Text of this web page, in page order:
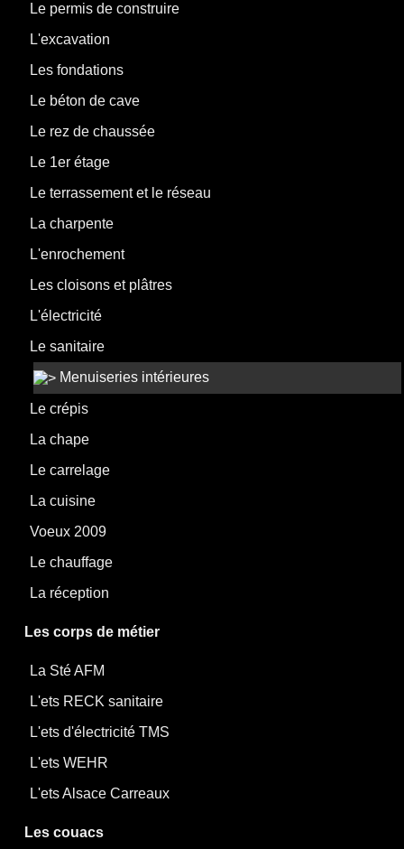
Le permis de construire
L'excavation
Les fondations
Le béton de cave
Le rez de chaussée
Le 1er étage
Le terrassement et le réseau
La charpente
L'enrochement
Les cloisons et plâtres
L'électricité
Le sanitaire
Menuiseries intérieures
Le crépis
La chape
Le carrelage
La cuisine
Voeux 2009
Le chauffage
La réception
Les corps de métier
La Sté AFM
L'ets RECK sanitaire
L'ets d'électricité TMS
L'ets WEHR
L'ets Alsace Carreaux
Les couacs